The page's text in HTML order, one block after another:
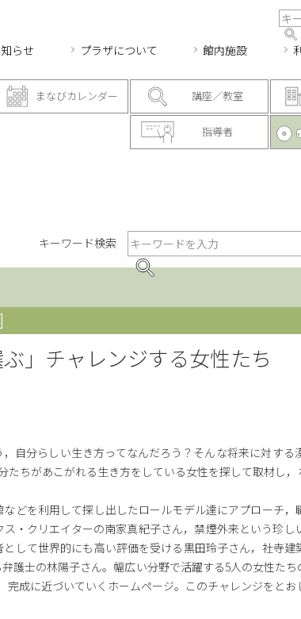
らせ プラザについて 館内施設
まなびカレンダー 講座／教室
指導者
キーワード検索
ぶ」チャレンジする女性たち
自分らしい生き方ってなんだろう？そんな将来に対す
たちがあこがれる生き方をしている女性を探して取材し
どを利用して探し出したロールモデル達にアプローチ，
・クリエイターの南家真紀子さん，禁煙外来という珍
して世界的にも高い評価を受ける黒田玲子さん，社寺
護士の林陽子さん。幅広い分野で活躍する5人の女性た
完成に近づいていくホームページ。このチャレンジをと